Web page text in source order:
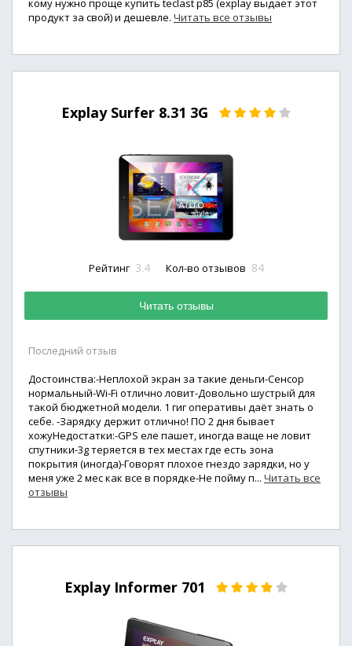
кому нужно проще купить teclast p85 (explay выдает этот
продукт за свой) и дешевле. Читать все отзывы
Explay Surfer 8.31 3G
Рейтинг 3.4 Кол-во отзывов 84
Читать отзывы
Последний отзыв
Достоинства:-Неплохой экран за такие деньги-Сенсор
нормальный-Wi-Fi отлично ловит-Довольно шустрый для
такой бюджетной модели. 1 гиг оперативы даёт знать о
себе. -Зарядку держит отлично! ПО 2 дня бывает
хожуНедостатки:-GPS еле пашет, иногда ваще не ловит
спутники-3g теряется в тех местах где есть зона
покрытия (иногда)-Говорят плохое гнездо зарядки, но у
меня уже 2 мес как все в порядке-Не пойму п... Читать все
отзывы
Explay Informer 701